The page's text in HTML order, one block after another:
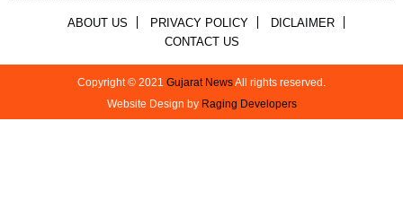
ABOUT US PRIVACY POLICY
DICLAIMER
CONTACT US
Copyright © 2021 Gujarat NewsAll rights reserved.
Website Design by Raging Developers